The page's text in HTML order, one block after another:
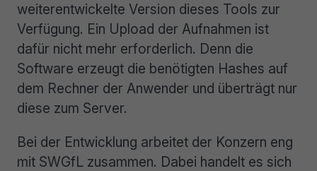
weiterentwickelte Version dieses Tools zur
Verfügung. Ein Upload der Aufnahmen ist
dafür nicht mehr erforderlich. Denn die
Software erzeugt die benötigten Hashes auf
dem Rechner der Anwender und überträgt nur
diese zum Server.
Bei der Entwicklung arbeitet der Konzern eng
mit SWGfL zusammen. Dabei handelt es sich